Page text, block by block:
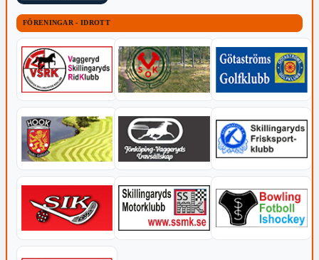
FÖRENINGAR - IDROTT